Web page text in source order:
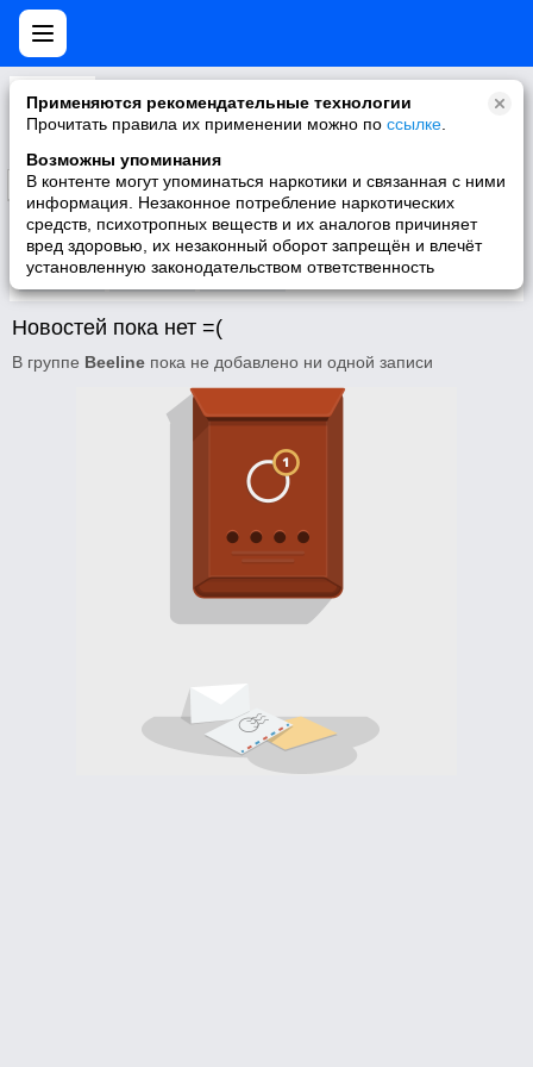
Применяются рекомендательные технологии
Прочитать правила их применении можно по ссылке
Возможны упоминания
В контенте могут упоминаться наркотики и связанная с ними
информация. Незаконное потребление наркотических
средств, психотропных веществ и их аналогов причиняет
вред здоровью, их незаконный оборот запрещён и влечёт
установленную законодательством ответственность
Подписаться
Участники О группе
Новостей пока нет =(
В группе Beeline пока не добавлено ни одной записи